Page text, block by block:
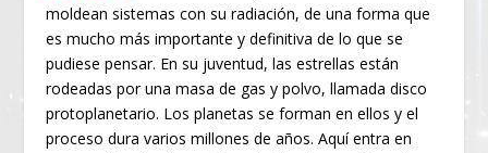
moldean sistemas con su radiación, de una forma que
es mucho más importante y definitiva de lo que se
pudiese pensar. En su juventud, las estrellas están
rodeadas por una masa de gas y polvo, llamada disco
protoplanetario. Los planetas se forman en ellos y el
proceso dura varios millones de años. Aquí entra en